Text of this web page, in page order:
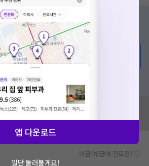
료, 궁금한 점이 있나요?
사가 직접 답해드려요!
세요
담 서비스에 다양한 게시글 보러가기
보가 있나요?
요!
비급여/급여 진료란?
앱 다운로드
일단 둘러볼게요!